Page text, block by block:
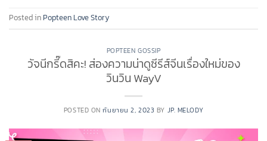
Posted in Popteen Love Story
POPTEEN GOSSIP
วัจนีกรี๊ดสิคะ! ส่องความน่าดูซีรีส์จีนเรื่องใหม่ของ
วินวิน WayV
POSTED ONกันยายน 2, 2023 BY JP. MELODY